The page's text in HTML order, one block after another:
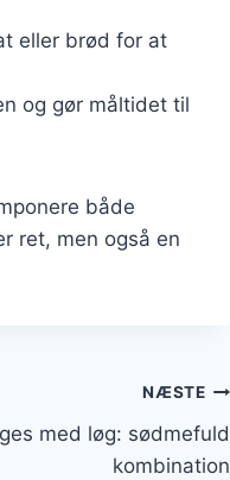
eller brød for at
og gør måltidet til
både
ret, men også en
NÆSTE
med løg: sødmefuld
kombination